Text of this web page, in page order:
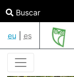
Buscar
eu es